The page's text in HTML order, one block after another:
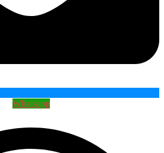
Whatsapp